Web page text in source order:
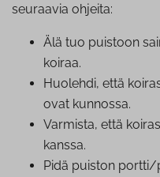
seuraavia ohjeita:
Älä tuo puistoon
koiraa.
Huolehdi, että
ovat kunnossa.
Varmista, että
kanssa.
Pidä puiston portti/